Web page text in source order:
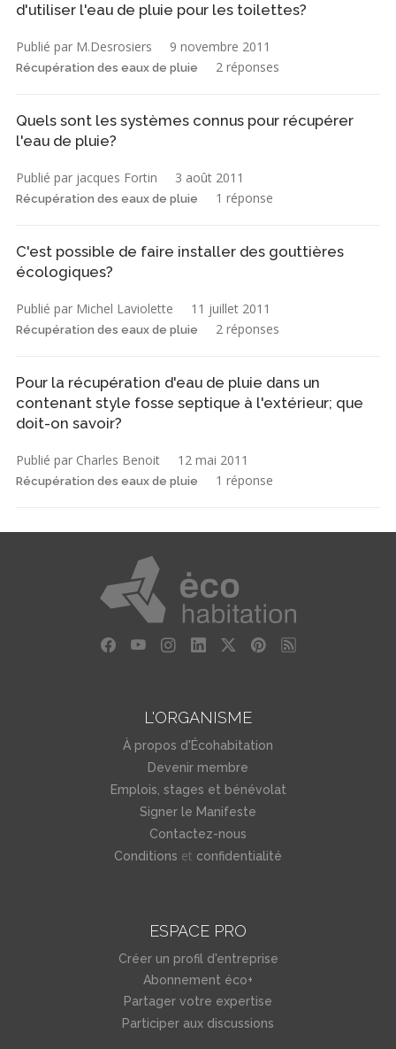
d'utiliser l'eau de pluie pour les toilettes?
Publié par M.Desrosiers 9 novembre 2011
Récupération des eaux de pluie 2 réponses
Quels sont les systèmes connus pour récupérer
l'eau de pluie?
Publié par jacques Fortin 3 août 2011
Récupération des eaux de pluie 1 réponse
C'est possible de faire installer des gouttières
écologiques?
Publié par Michel Laviolette 11 juillet 2011
Récupération des eaux de pluie 2 réponses
Pour la récupération d'eau de pluie dans un
contenant style fosse septique à l'extérieur; que
doit-on savoir?
Publié par Charles Benoit 12 mai 2011
Récupération des eaux de pluie 1 réponse
L'ORGANISME
À propos d'Écohabitation
Devenir membre
Emplois, stages et bénévolat
Signer le Manifeste
Contactez-nous
Conditions et confidentialité
ESPACE PRO
Créer un profil d'entreprise
Abonnement éco+
Partager votre expertise
Participer aux discussions